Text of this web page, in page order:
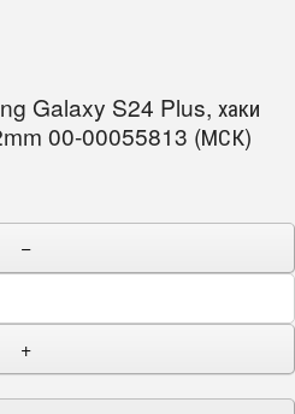
Galaxy S24 Plus, хаки
00-00055813 (МСК)
−
+